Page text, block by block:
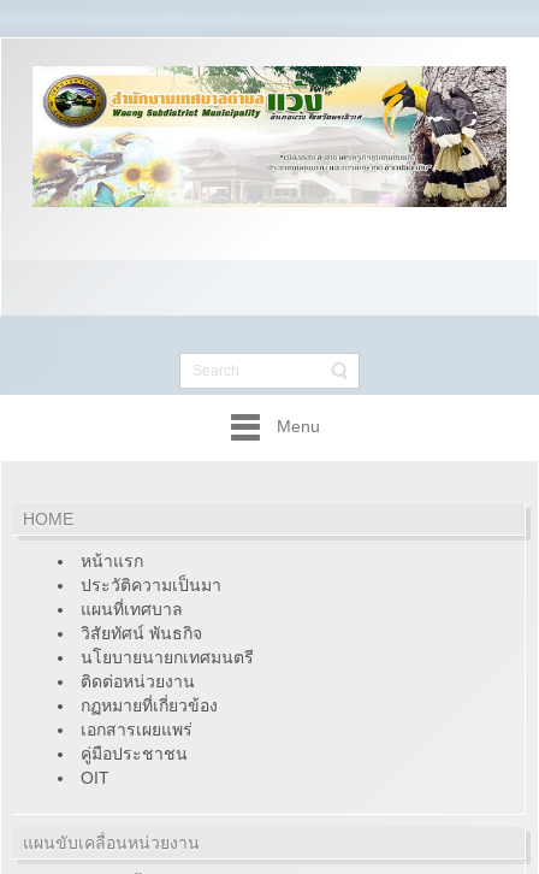
Menu
HOME
หน้าแรก
ประวัติความเป็นมา
แผนที่เทศบาล
วิสัยทัศน์ พันธกิจ
นโยบายนายกเทศมนตรี
ติดต่อหน่วยงาน
กฏหมายที่เกี่ยวข้อง
เอกสารเผยแพร่
คู่มือประชาชน
OIT
แผนขับเคลื่อนหน่วยงาน